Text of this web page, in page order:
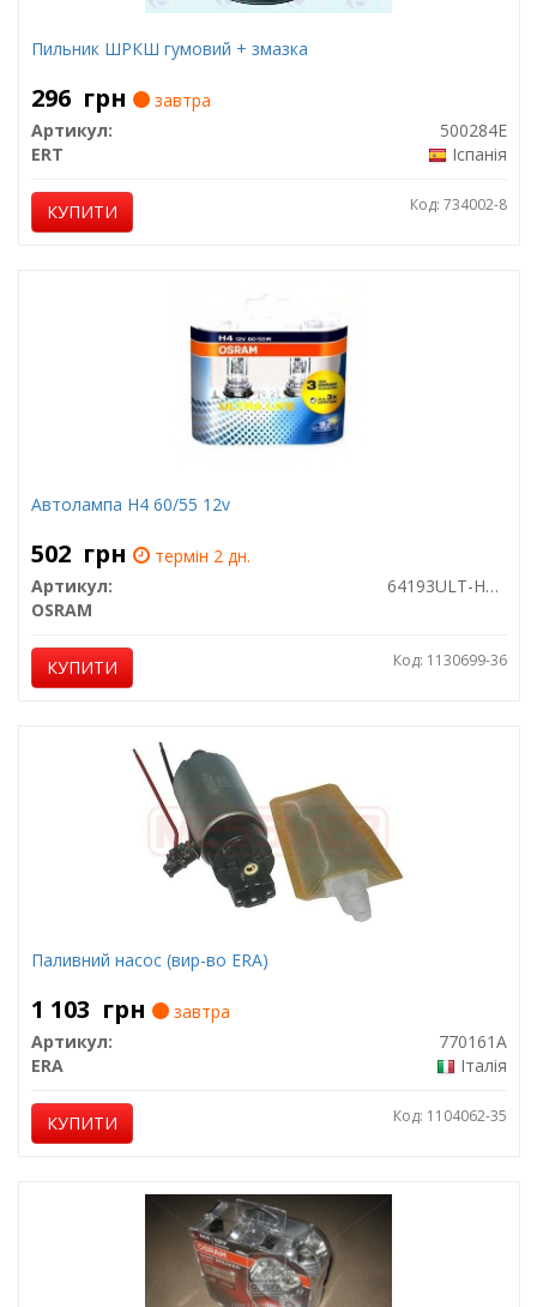
Пильник ШРКШ гумовий + змазка
296 грн
завтра
Артикул:
500284E
ERT
Іспанія
КУПИТИ Код: 734002-8
Автолампа H4 60/55 12v
502 грн
термін 2 дн.
Артикул:
64193ULT-HCB
OSRAM
КУПИТИ Код: 1130699-36
Паливний насос (вир-во ERA)
1 103 грн
завтра
Артикул:
770161A
ERA
Італія
КУПИТИ Код: 1104062-35